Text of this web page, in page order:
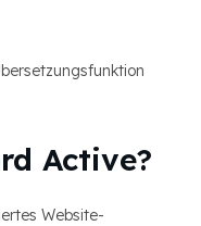
Active?
Website-